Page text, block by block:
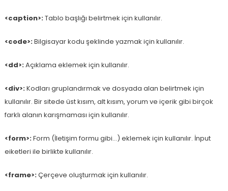
<caption>:Tablo başlığı belirtmek için kullanılır.
<code>:Bilgisayar kodu şeklinde yazmak için kullanılır.
<dd>:Açıklama eklemek için kullanılır.
<div>:Kodları gruplandırmak ve dosyada alan belirtmek için
kullanılır. Bir sitede üst kısım, alt kısım, yorum ve içerik gibi birçok
farklı alanın karışmaması için kullanılır.
<form>:Form (İletişim formu gibi…) eklemek için kullanılır. İnput
eiketleri ile birlikte kullanılır.
<frame>:Çerçeve oluşturmak için kullanılır.